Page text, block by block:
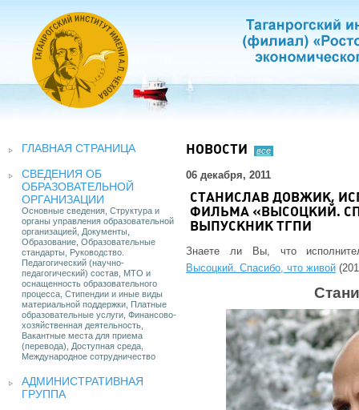
ГЛАВНАЯ СТРАНИЦА
СВЕДЕНИЯ ОБ
ОБРАЗОВАТЕЛЬНОЙ
ОРГАНИЗАЦИИ
Основные сведения, Структура и
органы управления образовательной
организацией, Документы,
Образование, Образовательные
стандарты, Руководство.
Педагогический (научно-
педагогический) состав, МТО и
оснащенность образовательного
процесса, Стипендии и иные виды
материальной поддержки, Платные
образовательные услуги, Финансово-
хозяйственная деятельность,
Вакантные места для приема
(перевода), Доступная среда,
Международное сотрудничество
АДМИНИСТРАТИВНАЯ
ГРУППА
НОВОСТИ все
06 декабря, 2011
СТАНИСЛАВ ДОВЖИК,
ФИЛЬМА «ВЫСОЦКИЙ.
ВЫПУСКНИК ТГПИ
Знаете ли Вы, что
Высоцкий. Спасибо, что живой